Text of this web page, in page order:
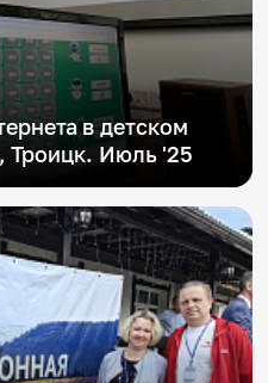
в детском
Троицк. Июль '25